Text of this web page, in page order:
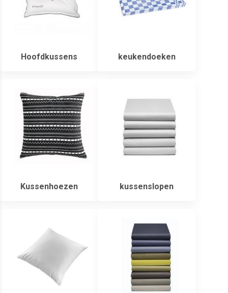
Hoofdkussens keukendoeken
Kussenhoezen kussenslopen